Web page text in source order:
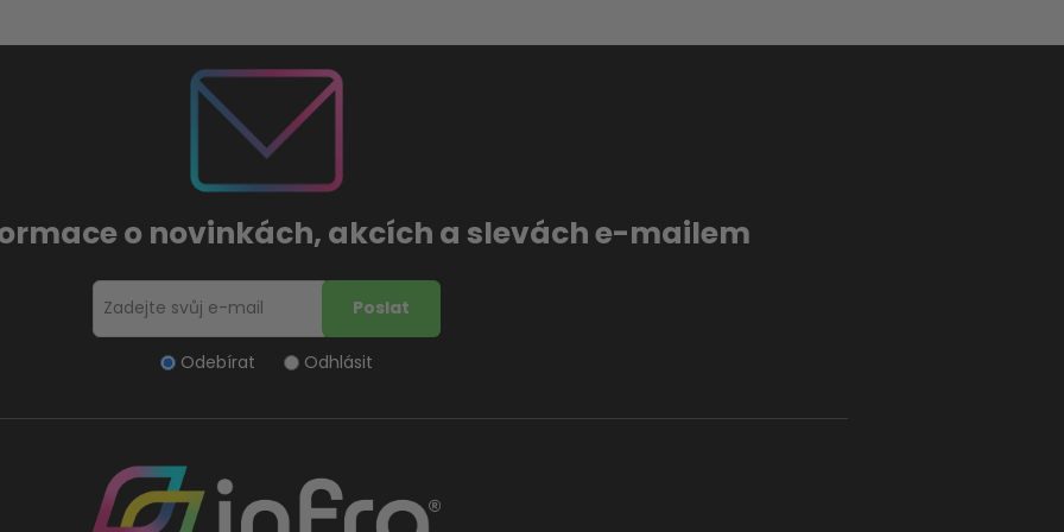
o novinkách, akcích a slevách e-mailem
Odebírat Odhlásit